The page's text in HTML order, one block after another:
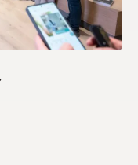
Parādīt
Parādīt